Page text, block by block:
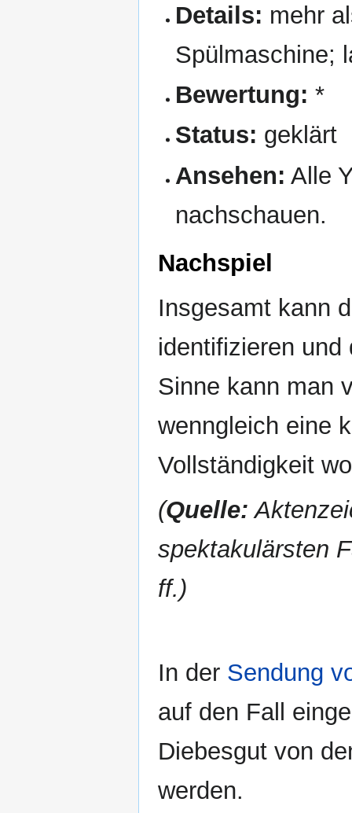
Details: mehr
Spülmaschine;
Bewertung: *
Status: geklärt
Ansehen: Alle
nachschauen.
Nachspiel
Insgesamt kann
identifizieren
Sinne kann man
wenngleich eine
Vollständigkeit
(Quelle:
spektakulärsten
ff.)
In der Sendung
auf den Fall
Diebesgut von
werden.